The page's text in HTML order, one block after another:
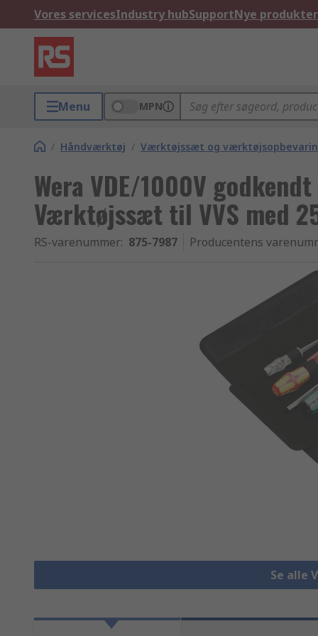
Vores servicesIndustry hubSupportNye produkter
Menu MPN
/ Håndværktøj / Værktøjssæt og
Wera VDE/1000V
Værktøjssæt til VVS med
RS-varenummer: 875-7987 Producentens
Se alle